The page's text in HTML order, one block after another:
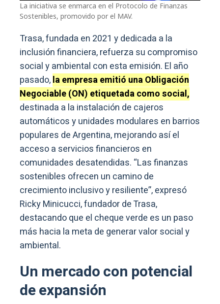
La iniciativa se enmarca en el Protocolo de Finanzas
Sostenibles, promovido por el MAV.
Trasa, fundada en 2021 y dedicada a la
inclusión financiera, refuerza su compromiso
social y ambiental con esta emisión. El año
pasado,la empresa emitió una Obligación
Negociable (ON) etiquetada como social,
destinada a la instalación de cajeros
automáticos y unidades modulares en barrios
populares de Argentina, mejorando así el
acceso a servicios financieros en
comunidades desatendidas. “Las finanzas
sostenibles ofrecen un camino de
crecimiento inclusivo y resiliente”, expresó
Ricky Minicucci, fundador de Trasa,
destacando que el cheque verde es un paso
más hacia la meta de generar valor social y
ambiental.
Un mercado con potencial
de expansión